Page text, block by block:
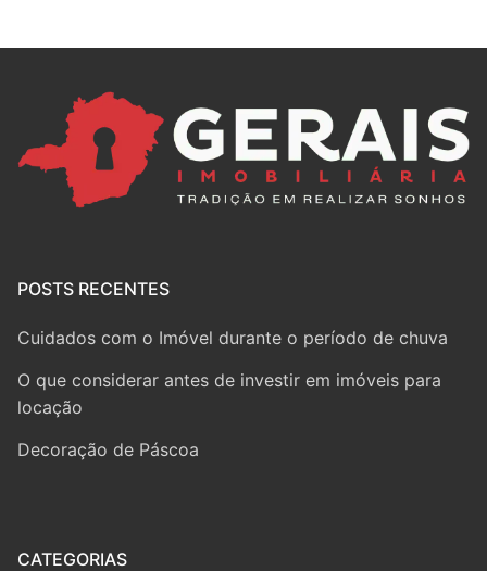
POSTS RECENTES
Cuidados com o Imóvel durante o período de chuva
O que considerar antes de investir em imóveis para
locação
Decoração de Páscoa
CATEGORIAS